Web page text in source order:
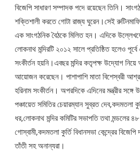
বিজেপি সাধারণ সম্পাদক পদে রয়েছেন তিনি।
শক্তিশালী করতে গোটা রাজ্য ঘুরেন।সেই
এক সাংগঠনিক বৈঠকে মিলিত হন। এদিকে
লোকনাথ মন্দিরটি ২০১২ সালে প্রতিষ্ঠিত হলেও
সংকীর্তন হয়নি।এবছর মন্দির কতৃপক্ষ উদ্যোগ নিয়ে
আয়োজন করেছেন। পাশাপাশি মাতা বিশেস্বরী
হরিনাম সংকীর্তন। অপরদিকে এদিনের মন্ত্রীর
পঞ্চায়েত সমিতির চেয়ারম্যান সুব্রত দেব,কদমতলা
ধর,লোকনাথ মন্দির কমিটির সভাপতি তথা মন্ডলের
গোস্বামী,কদমতলা কুর্তি বিধানসভা কেন্দ্রের বিজেপি
তাঁতী সহ অনান্যরা।